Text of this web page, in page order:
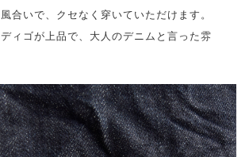
合いで、クセなく穿いていただけます。
ィゴが上品で、大人のデニムと言った雰